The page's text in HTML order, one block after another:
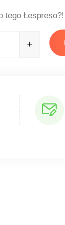
tego Łespreso?!
+